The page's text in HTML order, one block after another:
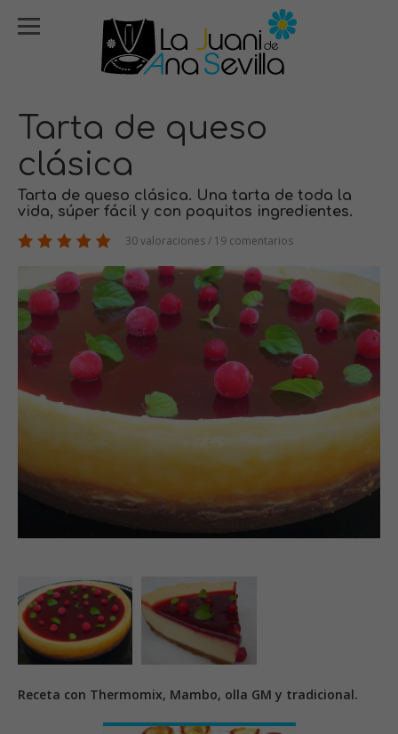
Tarta de queso
clásica
Tarta de queso clásica. Una tarta de toda la
vida, súper fácil y con poquitos ingredientes.
30 valoraciones / 19 comentarios
Receta con Thermomix, Mambo, olla GM y tradicional.